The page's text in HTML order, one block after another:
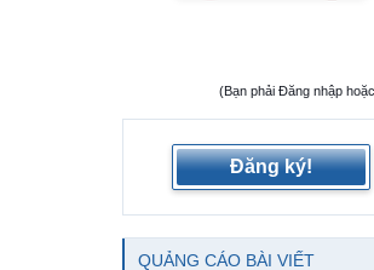
(Bạn phải Đăng nhập
Đăng ký!
QUẢNG CÁO BÀI VIẾT